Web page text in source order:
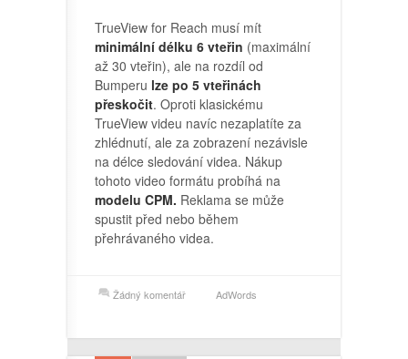
TrueView for Reach musí mít
minimální délku 6 vteřin (maximální
až 30 vteřin), ale na rozdíl od
Bumperu lze po 5 vteřinách
přeskočit. Oproti klasickému
TrueView videu navíc nezaplatíte za
zhlédnutí, ale za zobrazení nezávisle
na délce sledování videa. Nákup
tohoto video formátu probíhá na
modelu CPM. Reklama se může
spustit před nebo během
přehrávaného videa.
Žádný komentář AdWords